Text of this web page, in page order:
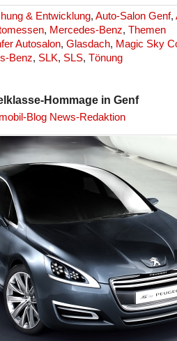
& Entwicklung, Auto-Salon Genf,
, Mercedes-Benz, Themen
Autosalon, Glasdach, Magic Sky
Benz, SLK, SLS, Tönung
Hommage in Genf
Blog News-Redaktion